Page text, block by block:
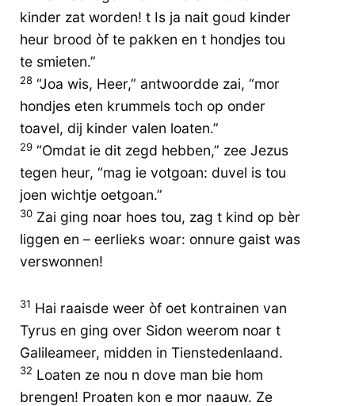
kinder zat worden! t Is ja nait goud kinder
heur brood òf te pakken en t hondjes tou
te smieten.”
28 “Joa wis, Heer,” antwoordde zai, “mor
hondjes eten krummels toch op onder
toavel, dij kinder valen loaten.”
29 “Omdat ie dit zegd hebben,” zee Jezus
tegen heur, “mag ie votgoan: duvel is tou
joen wichtje oetgoan.”
30 Zai ging noar hoes tou, zag t kind op bèr
liggen en – eerlieks woar: onnure gaist was
verswonnen!
31 Hai raaisde weer òf oet kontrainen van
Tyrus en ging over Sidon weerom noar t
Galileameer, midden in Tienstedenlaand.
32 Loaten ze nou n dove man bie hom
brengen! Proaten kon e mor naauw. Ze